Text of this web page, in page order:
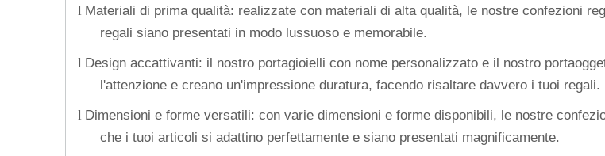
l Materiali di prima qualità: realizzate con materiali di alta qualità, le nostre confezioni
regali siano presentati in modo lussuoso e memorabile.
l Design accattivanti: il nostro portagioielli con nome personalizzato e il nostro
l'attenzione e creano un'impressione duratura, facendo risaltare davvero i tuoi regali.
l Dimensioni e forme versatili: con varie dimensioni e forme disponibili, le nostre
che i tuoi articoli si adattino perfettamente e siano presentati magnificamente.